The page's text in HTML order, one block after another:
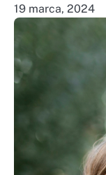
19 marca, 2024